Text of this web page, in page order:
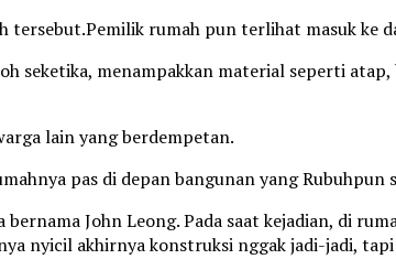
rumah pun terlihat masuk ke
seketika, menampakkan material seperti
lain yang berdempetan.
pas di depan bangunan yang
John Leong. Pada saat kejadian, di
nyicil akhirnya konstruksi nggak jadi-jadi,